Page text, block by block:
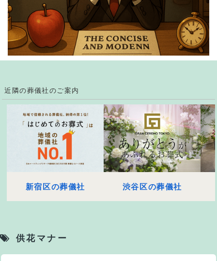
近隣の葬儀社のご案内
新宿区の葬儀社 渋谷区の葬儀社
供花マナー